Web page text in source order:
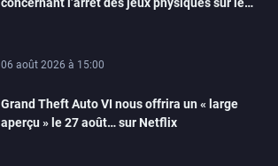
android
ps4
concernant l’arrêt des jeux physiques sur le
06 août 2026 à 15:00
Grand Theft Auto VI nous offrira un « large
aperçu » le 27 août… sur Netflix